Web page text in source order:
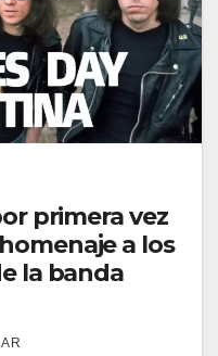
primera vez
a los
la banda